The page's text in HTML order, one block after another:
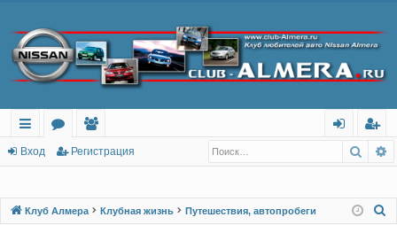
с
лк
о
м
ол
ов
ег
тр
Вход Регистрация
Клуб Алмера Клубная жизнь Путешествия, автопробеги